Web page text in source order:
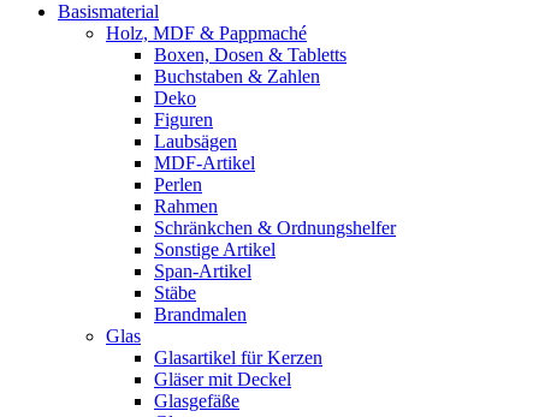
Basismaterial
Holz, MDF & Pappmaché
Boxen, Dosen & Tabletts
Buchstaben & Zahlen
Deko
Figuren
Laubsägen
MDF-Artikel
Perlen
Rahmen
Schränkchen & Ordnungshelfer
Sonstige Artikel
Span-Artikel
Stäbe
Brandmalen
Glas
Glasartikel für Kerzen
Gläser mit Deckel
Glasgefäße